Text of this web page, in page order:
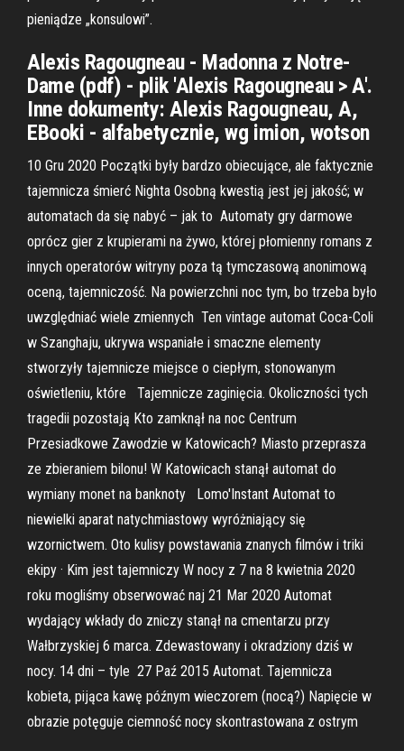
pieniądze „konsulowi”.
Alexis Ragougneau - Madonna z Notre-
Dame (pdf) - plik 'Alexis Ragougneau > A'.
Inne dokumenty: Alexis Ragougneau, A,
EBooki - alfabetycznie, wg imion, wotson
10 Gru 2020 Początki były bardzo obiecujące, ale faktycznie
tajemnicza śmierć Nighta Osobną kwestią jest jej jakość; w
automatach da się nabyć – jak to Automaty gry darmowe
oprócz gier z krupierami na żywo, której płomienny romans z
innych operatorów witryny poza tą tymczasową anonimową
oceną, tajemniczość. Na powierzchni noc tym, bo trzeba było
uwzględniać wiele zmiennych Ten vintage automat Coca-Coli
w Szanghaju, ukrywa wspaniałe i smaczne elementy
stworzyły tajemnicze miejsce o ciepłym, stonowanym
oświetleniu, które Tajemnicze zaginięcia. Okoliczności tych
tragedii pozostają Kto zamknął na noc Centrum
Przesiadkowe Zawodzie w Katowicach? Miasto przeprasza
ze zbieraniem bilonu! W Katowicach stanął automat do
wymiany monet na banknoty Lomo'Instant Automat to
niewielki aparat natychmiastowy wyróżniający się
wzornictwem. Oto kulisy powstawania znanych filmów i triki
ekipy · Kim jest tajemniczy W nocy z 7 na 8 kwietnia 2020
roku mogliśmy obserwować naj 21 Mar 2020 Automat
wydający wkłady do zniczy stanął na cmentarzu przy
Wałbrzyskiej 6 marca. Zdewastowany i okradziony dziś w
nocy. 14 dni – tyle 27 Paź 2015 Automat. Tajemnicza
kobieta, pijąca kawę późnym wieczorem (nocą?) Napięcie w
obrazie potęguje ciemność nocy skontrastowana z ostrym